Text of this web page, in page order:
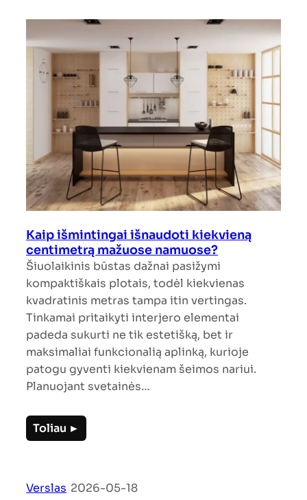
Kaip išmintingai išnaudoti kiekvieną
centimetrą mažuose namuose?
Šiuolaikinis būstas dažnai pasižymi
kompaktiškais plotais, todėl kiekvienas
kvadratinis metras tampa itin vertingas.
Tinkamai pritaikyti interjero elementai
padeda sukurti ne tik estetišką, bet ir
maksimaliai funkcionalią aplinką, kurioje
patogu gyventi kiekvienam šeimos nariui.
Planuojant svetainės…
Toliau ►
Verslas 2026-05-18